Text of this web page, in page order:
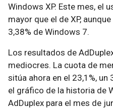
Windows XP. Este mes, el
mayor que el de XP,
3,38% de Windows 7.
Los resultados de
mediocres. La cuota de
sitúa ahora en el 23,1%, un
el gráfico de la historia de
AdDuplex para el mes de